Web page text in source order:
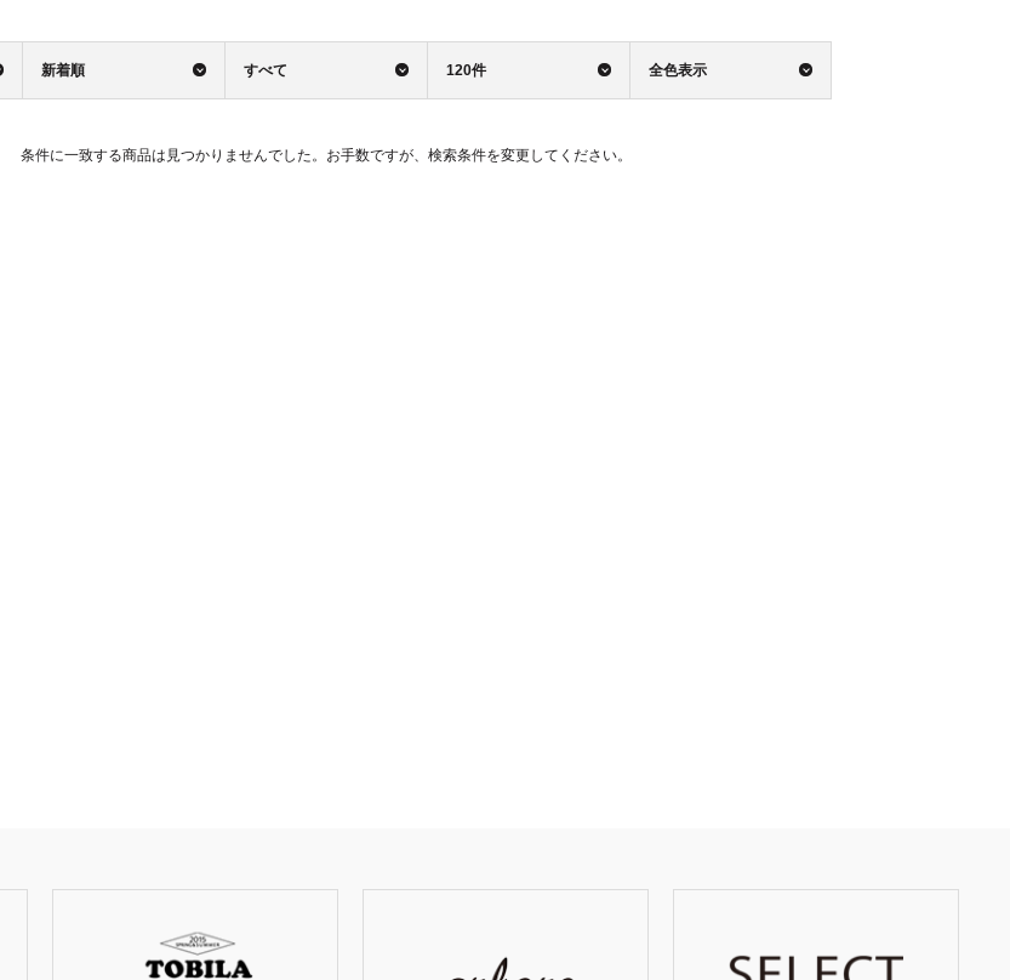
新着順 すべて 120件 全色表示
条件に一致する商品は見つかりませんでした。お手数ですが、検索条件を変更してください。